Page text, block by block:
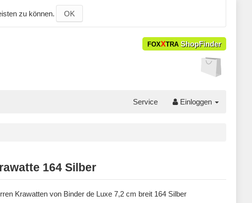
zu können. OK
FOXXTRA ShopFinder
Service Einloggen
164 Silber
Krawatten von Binder de Luxe 7,2 cm breit 164 Silber